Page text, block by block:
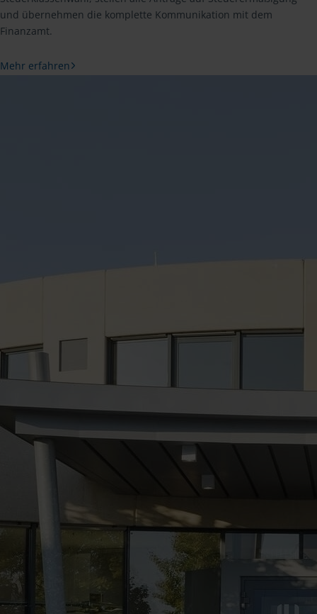
und übernehmen die komplette Kommunikation mit dem
Finanzamt.
Mehr erfahren